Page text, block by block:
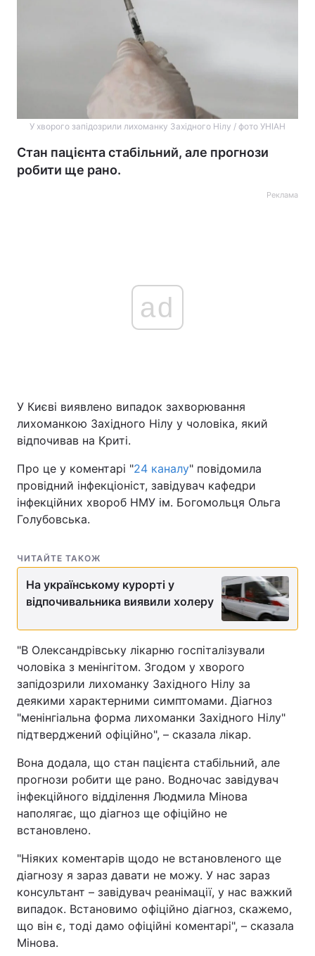
У хворого запідозрили лихоманку Західного Нілу / фото УНІАН
Стан пацієнта стабільний, але прогнози
робити ще рано.
Реклама
ad
У Києві виявлено випадок захворювання
лихоманкою Західного Нілу у чоловіка, який
відпочивав на Криті.
Про це у коментарі "24 каналу" повідомила
провідний інфекціоніст, завідувач кафедри
інфекційних хвороб НМУ ім. Богомольця Ольга
Голубовська.
ЧИТАЙТЕ ТАКОЖ
На українському курорті у
відпочивальника виявили холеру
"В Олександрівську лікарню госпіталізували
чоловіка з менінгітом. Згодом у хворого
запідозрили лихоманку Західного Нілу за
деякими характерними симптомами. Діагноз
"менінгіальна форма лихоманки Західного Нілу"
підтверджений офіційно", – сказала лікар.
Вона додала, що стан пацієнта стабільний, але
прогнози робити ще рано. Водночас завідувач
інфекційного відділення Людмила Мінова
наполягає, що діагноз ще офіційно не
встановлено.
"Ніяких коментарів щодо не встановленого ще
діагнозу я зараз давати не можу. У нас зараз
консультант – завідувач реанімації, у нас важкий
випадок. Встановимо офіційно діагноз, скажемо,
що він є, тоді дамо офіційні коментарі", – сказала
Мінова.